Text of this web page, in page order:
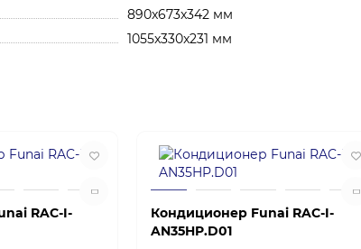
890x673x342 мм
1055x330x231 мм
RAC-I-
Кондиционер Funai RAC-I-
AN35HP.D01